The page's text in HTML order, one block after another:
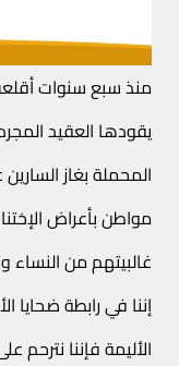
يقودها العقيد
غالبيتهم من النساء
إننا في رابطة ضحايا
الأليمة فإننا نترحم